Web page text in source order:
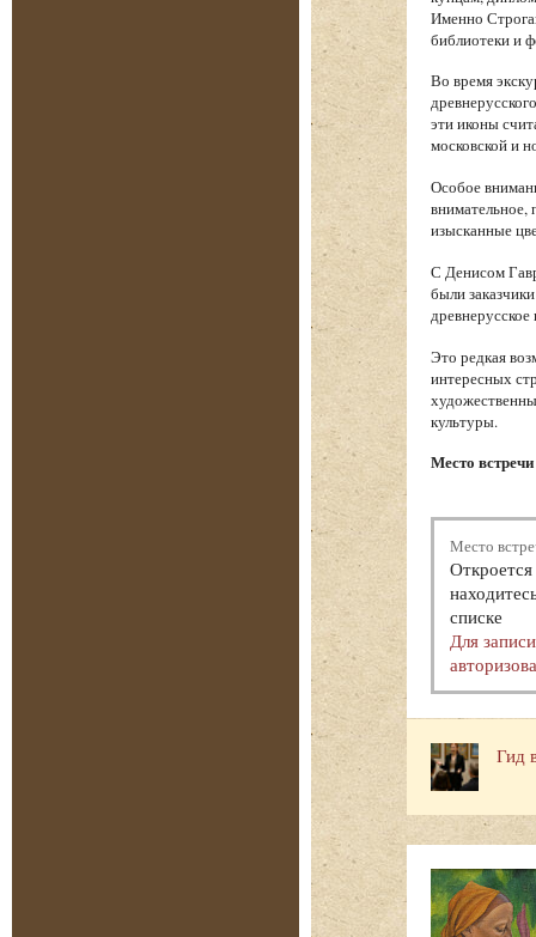
Именно
библиотеки и
Во время
эти иконы
московской и
Особое
внимательное,
изысканные
С Денисом
были
древнерусское
Это редкая
интересных
культуры.
Место
Место
списке
Для
Гид